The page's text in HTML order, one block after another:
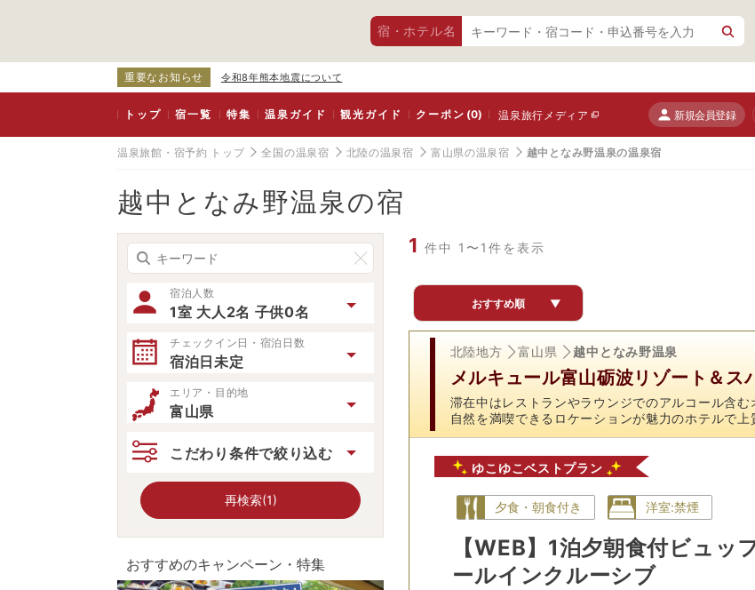
宿・ホテル名
重要なお知らせ 令和8年熊本地震について
トップ 宿一覧 特集 温泉ガイド 観光ガイド クーポン(0) 温泉旅行メディア 新規会員登録
温泉旅館・宿予約 トップ 全国の温泉宿 北陸の温泉宿 富山県の温泉宿 越中となみ野温泉の温泉宿
越中となみ野温泉の宿
宿泊人数
1室 大人2名 子供0名
チェックイン日・宿泊日数
宿泊日未定
エリア・目的地
富山県
こだわり条件で絞り込む
再検索(1)
おすすめのキャンペーン・特集
1 件中 1〜1件を表示
おすすめ順 ▼
北陸地方 富山県 越中となみ野温泉
メルキュール富山砺波リゾート＆ス
滞在中はレストランやラウンジでのアルコール含
自然を満喫できるロケーションが魅力のホテルで上
ゆこゆこベストプラン
夕食・朝食付き 洋室:禁煙
【WEB】1泊夕朝食付ビュッ
ールインクルーシブ